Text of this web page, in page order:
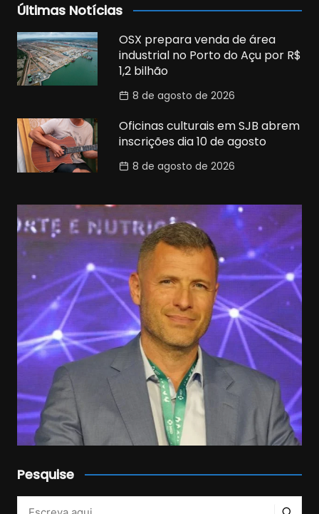
Últimas Notícias
OSX prepara venda de área
industrial no Porto do Açu por R$
1,2 bilhão
8 de agosto de 2026
Oficinas culturais em SJB abrem
inscrições dia 10 de agosto
8 de agosto de 2026
Pesquise